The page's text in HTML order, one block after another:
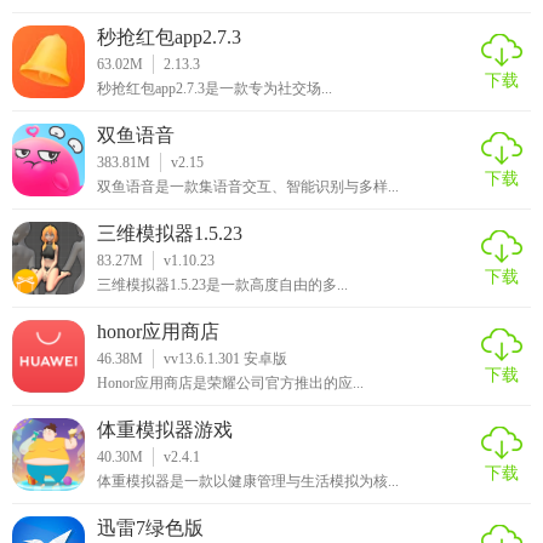
秒抢红包app2.7.3
63.02M
2.13.3
秒抢红包app2.7.3是一款专为社交场...
下载
双鱼语音
383.81M
v2.15
双鱼语音是一款集语音交互、智能识别与多样...
下载
三维模拟器1.5.23
83.27M
v1.10.23
三维模拟器1.5.23是一款高度自由的多...
下载
honor应用商店
46.38M
vv13.6.1.301 安卓版
Honor应用商店是荣耀公司官方推出的应...
下载
体重模拟器游戏
40.30M
v2.4.1
体重模拟器是一款以健康管理与生活模拟为核...
下载
迅雷7绿色版